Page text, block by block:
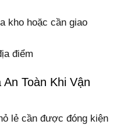
kho hoặc cần giao
điểm
Toàn Khi Vận
lẻ cần được đóng kiện